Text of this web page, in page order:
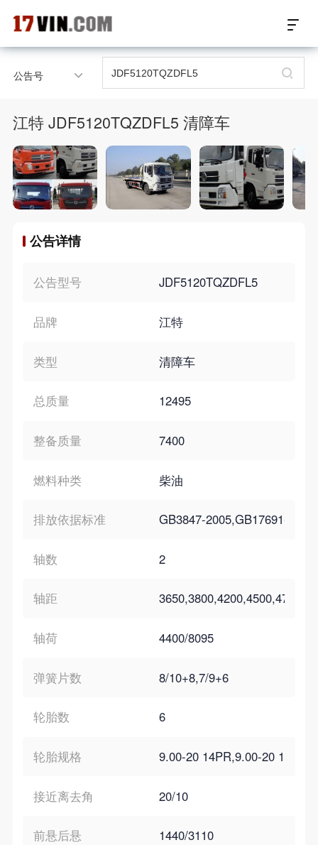
17VIN车架号查询首页
汽配产品车型适配
汽配产品电子目录
微信群智能客服
个性化私人定制
公告号
江特 JDF5120TQZDFL5 清障车
公告详情
公告型号 JDF5120TQZDFL5
品牌 江特
类型 清障车
总质量 12495
整备质量 7400
燃料种类 柴油
排放依据标准 GB3847-2005,GB17691-2005
轴数 2
轴距
轴荷 4400/8095
弹簧片数 8/10+8,7/9+6
轮胎数 6
轮胎规格 9.00-20 14PR,9.00-20
接近离去角 20/10
前悬后悬 1440/3110